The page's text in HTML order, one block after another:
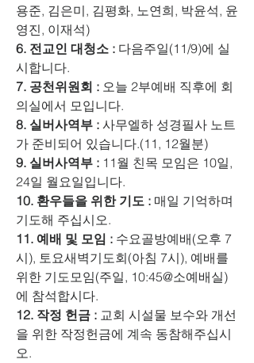
용준, 김은미, 김평화, 노연희, 박윤석, 윤
영진, 이재석)
6. 전교인 대청소 : 다음주일(11/9)에 실
시합니다.
7. 공천위원회 : 오늘 2부예배 직후에 회
의실에서 모입니다.
8. 실버사역부 : 사무엘하 성경필사 노트
가 준비되어 있습니다.(11, 12월분)
9. 실버사역부 : 11월 친목 모임은 10일,
24일 월요일입니다.
10. 환우들을 위한 기도 : 매일 기억하며
기도해 주십시오.
11. 예배 및 모임 : 수요골방예배(오후 7
시), 토요새벽기도회(아침 7시), 예배를
위한 기도모임(주일, 10:45@소예배실)
에 참석합시다.
12. 작정 헌금 : 교회 시설물 보수와 개선
을 위한 작정헌금에 계속 동참해주십시
오.